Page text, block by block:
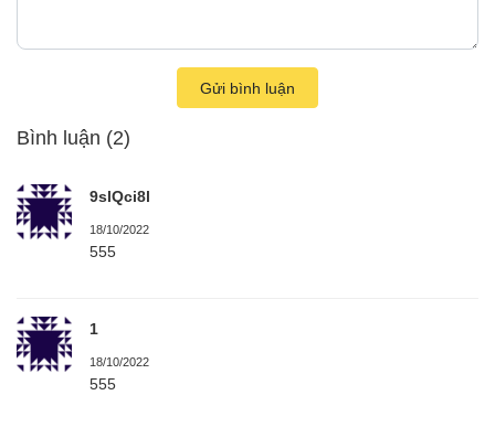
Gửi bình luận
Bình luận (2)
9slQci8l
18/10/2022
555
1
18/10/2022
555